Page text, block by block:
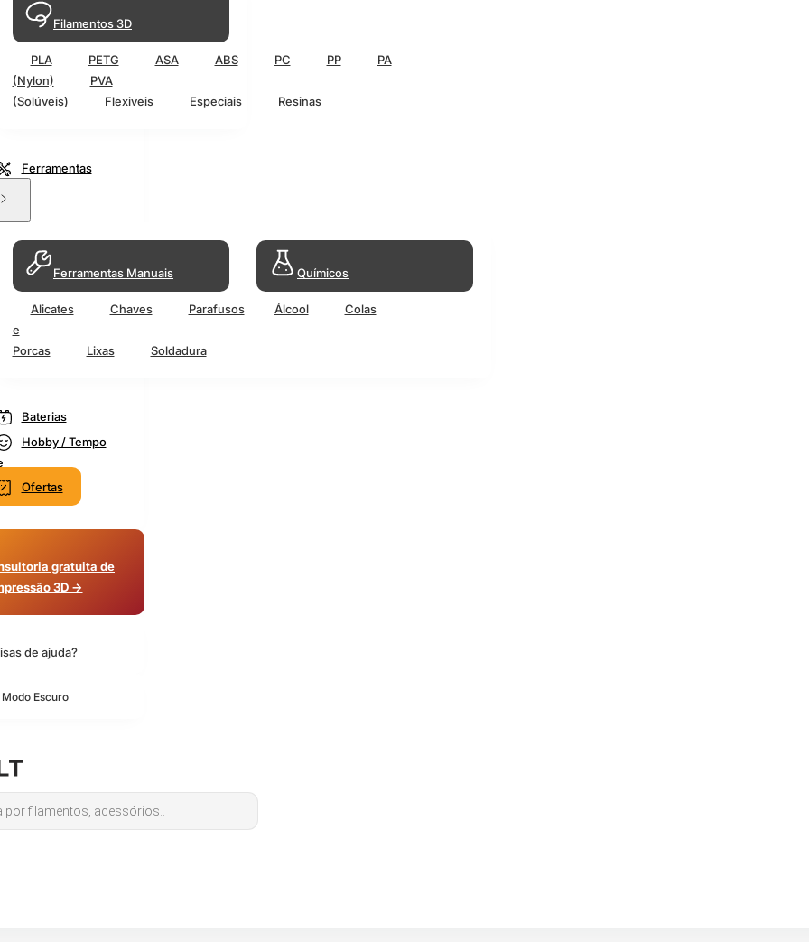
Filamentos 3D
PLA PETG ASA ABS PC PP
PA
(Nylon)
PVA
(Solúveis)
Flexiveis Especiais Resinas
Ferramentas
Ferramentas Manuais
Alicates Chaves
Parafusos
e
Porcas
Lixas Soldadura
Químicos
Álcool Colas
Baterias
Hobby / Tempo
Ofertas
gratuita de
3D →
de ajuda?
Escuro